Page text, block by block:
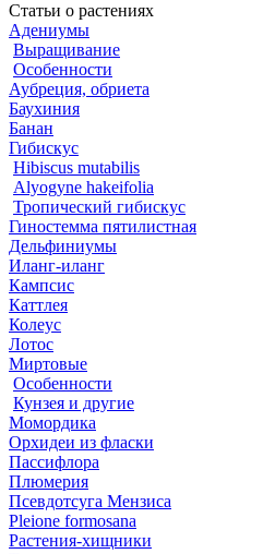
Статьи о растениях
Адениумы
Выращивание
Особенности
Аубреция, обриета
Баухиния
Банан
Гибискус
Hibiscus mutabilis
Alyogyne hakeifolia
Тропический гибискус
Гиностемма пятилистная
Дельфиниумы
Иланг-иланг
Кампсис
Каттлея
Колеус
Лотос
Миртовые
Особенности
Кунзея и другие
Момордика
Орхидеи из фласки
Пассифлора
Плюмерия
Псевдотсуга Мензиса
Pleione formosana
Растения-хищники